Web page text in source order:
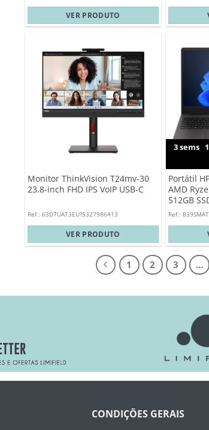
VER PRODUTO
Monitor ThinkVision T24mv-30
23.8-inch FHD IPS VoIP USB-C
Ref.: 63D7UAT3EU?5327986413
VER PRODUTO
3sems 1
Portátil
AMD
512GB
Ref.: B39SMAT
1 2 3 …
CONDIÇÕES GERAIS